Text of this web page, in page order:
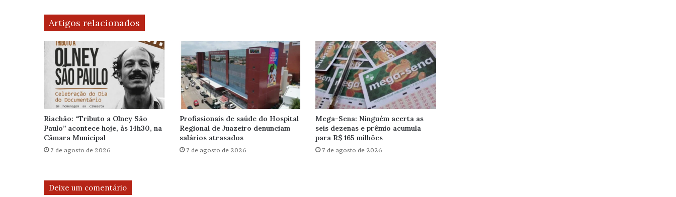
Artigos relacionados
Riachão: “Tributo a Olney São
Paulo” acontece hoje, às 14h30, na
Câmara Municipal
7 de agosto de 2026
Profissionais de saúde do Hospital
Regional de Juazeiro denunciam
salários atrasados
7 de agosto de 2026
Mega-Sena: Ninguém acerta as
seis dezenas e prêmio acumula
para R$ 165 milhões
7 de agosto de 2026
Deixe um comentário